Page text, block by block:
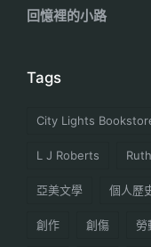
回憶裡的小路
Tags
City Lights
L J Roberts
亞美文學 個人歷
創作 創傷 勞